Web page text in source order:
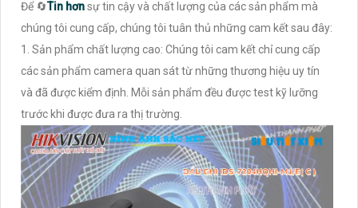
Để 🔄Tin hơnsự tin cậy và chất lượng của các sản phẩm mà
chúng tôi cung cấp, chúng tôi tuân thủ những cam kết sau đây:
1. Sản phẩm chất lượng cao: Chúng tôi cam kết chỉ cung cấp
các sản phẩm camera quan sát từ những thương hiệu uy tín
và đã được kiểm định. Mỗi sản phẩm đều được test kỹ lưỡng
trước khi được đưa ra thị trường.